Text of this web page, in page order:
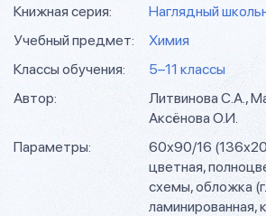
Книжная серия:
Наглядный
Учебный предмет:
Химия
Классы обучения:
5–11 классы
Автор:
Литвинова С.А.,
Аксёнова О.И.
Параметры:
60х90/16
цветная,
схемы, обложка
ламинированная,